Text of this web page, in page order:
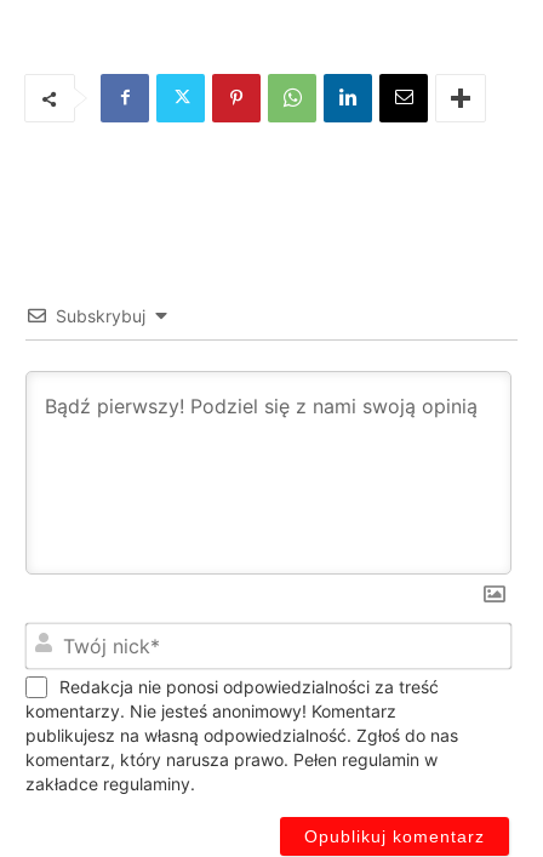
Subskrybuj
Redakcja nie ponosi odpowiedzialności za treść
komentarzy. Nie jesteś anonimowy! Komentarz
publikujesz na własną odpowiedzialność. Zgłoś do nas
komentarz, który narusza prawo. Pełen regulamin w
zakładce regulaminy.